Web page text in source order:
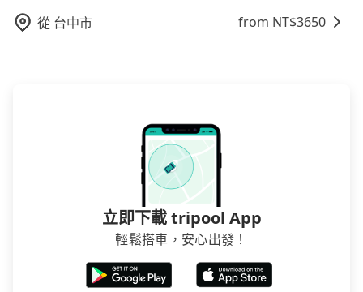
保證前一天中午以前均可全額取消退費，如已經決定好
從 台中市 from NT$3650
立即下載 tripool App
輕鬆搭車，安心出發！